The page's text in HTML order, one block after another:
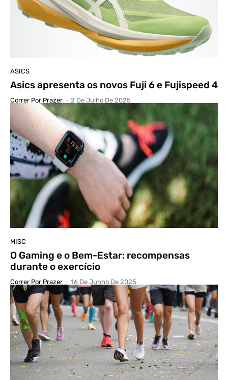
ASICS
Asics apresenta os novos Fuji 6 e Fujispeed 4
Correr Por Prazer - 2 De Julho De 2025
MISC
O Gaming e ​​o Bem-Estar: recompensas
durante o exercício
Correr Por Prazer - 16 De Junho De 2025